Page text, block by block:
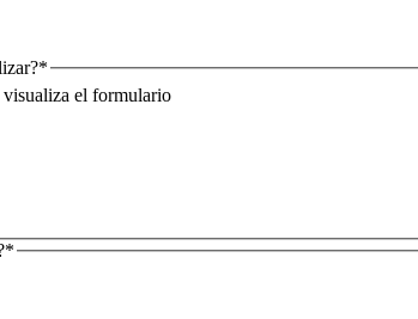
visualiza el formulario
*
*